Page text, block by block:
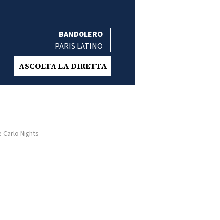
BANDOLERO
PARIS LATINO
ASCOLTA LA DIRETTA
Carlo Nights